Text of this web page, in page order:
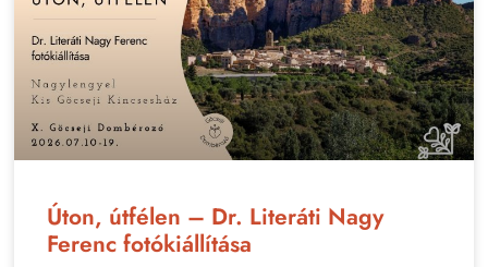
Úton, útfélen – Dr. Literáti Nagy
Ferenc fotókiállítása